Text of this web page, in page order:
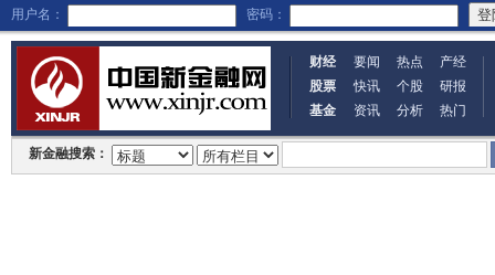
用户名： 密码：
财经 要闻 热点
产经
股票
快讯 个股
研报
基金
资讯 分析 热门
新金融搜索：